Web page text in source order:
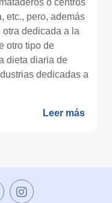
o centros
etc., pero, además
dedicada a la
otro tipo de
dieta diaria de
dedicadas a
Leer más